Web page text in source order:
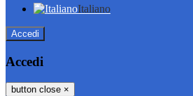
Italiano
Accedi
Accedi
button close ×